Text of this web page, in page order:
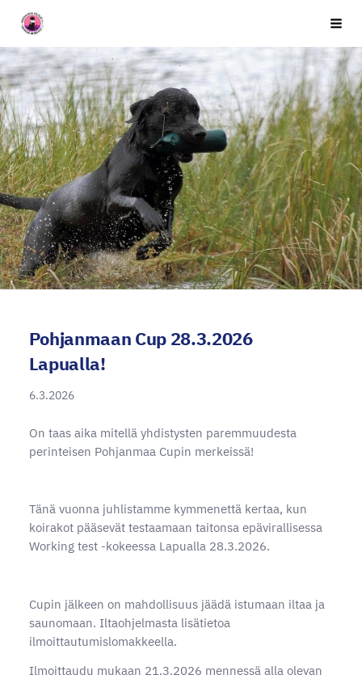
Siirry
sivun
sisältöön
Seuran nimi
Pohjanmaan Cup 28.3.2026
Lapualla!
6.3.2026
On taas aika mitellä yhdistysten paremmuudesta
perinteisen Pohjanmaa Cupin merkeissä!
Tänä vuonna juhlistamme kymmenettä kertaa, kun
koirakot pääsevät testaamaan taitonsa epävirallisessa
Working test -kokeessa Lapualla 28.3.2026.
Cupin jälkeen on mahdollisuus jäädä istumaan iltaa ja
saunomaan. Iltaohjelmasta lisätietoa
ilmoittautumislomakkeella.
Ilmoittaudu mukaan 21.3.2026 mennessä alla olevan